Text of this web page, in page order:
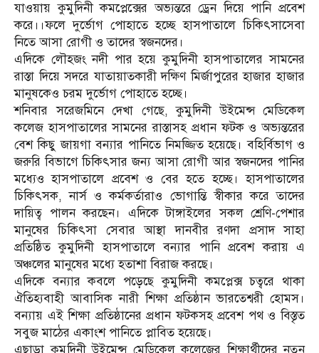
যাওয়ায় কুমুদিনী কমপ্লেক্সের অভ্যন্তরে ড্রেন দিয়ে পানি প্রবেশ
করে।।ফলে দুর্ভোগ পোহাতে হচ্ছে হাসপাতালে চিকিৎসাসেবা
নিতে আসা রোগী ও তাদের স্বজনদের।
এদিকে লৌহজং নদী পার হয়ে কুমুদিনী হাসপাতালের সামনের
রাস্তা দিয়ে সদরে যাতায়াতকারী দক্ষিণ মির্জাপুরের হাজার হাজার
মানুষকেও চরম দুর্ভোগ পোহাতে হচ্ছে।
শনিবার সরেজমিনে দেখা গেছে, কুমুদিনী উইমেন্স মেডিকেল
কলেজ হাসপাতালের সামনের রাস্তাসহ প্রধান ফটক ও অভ্যন্তরের
বেশ কিছু জায়গা বন্যার পানিতে নিমজ্জিত হয়েছে। বহির্বিভাগ ও
জরুরি বিভাগে চিকিৎসার জন্য আসা রোগী আর স্বজনদের পানির
মধ্যেও হাসপাতালে প্রবেশ ও বের হতে হচ্ছে। হাসপাতালের
চিকিৎসক, নার্স ও কর্মকর্তারাও ভোগান্তি স্বীকার করে তাদের
দায়িত্ব পালন করছেন। এদিকে টাঙ্গাইলের সকল শ্রেণি-পেশার
মানুষের চিকিৎসা সেবার আস্থা দানবীর রণদা প্রসাদ সাহা
প্রতিষ্ঠিত কুমুদিনী হাসপাতালে বন্যার পানি প্রবেশ করায় এ
অঞ্চলের মানুষের মধ্যে হতাশা বিরাজ করছে।
এদিকে বন্যার কবলে পড়েছে কুমুদিনী কমপ্লেক্স চত্বরে থাকা
ঐতিহ্যবাহী আবাসিক নারী শিক্ষা প্রতিষ্ঠান ভারতেশ্বরী হোমস।
বন্যায় এই শিক্ষা প্রতিষ্ঠানের প্রধান ফটকসহ প্রবেশ পথ ও বিস্তৃত
সবুজ মাঠের একাংশ পানিতে প্লাবিত হয়েছে।